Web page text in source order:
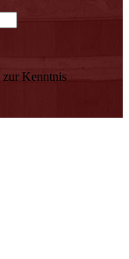
zur Kenntnis